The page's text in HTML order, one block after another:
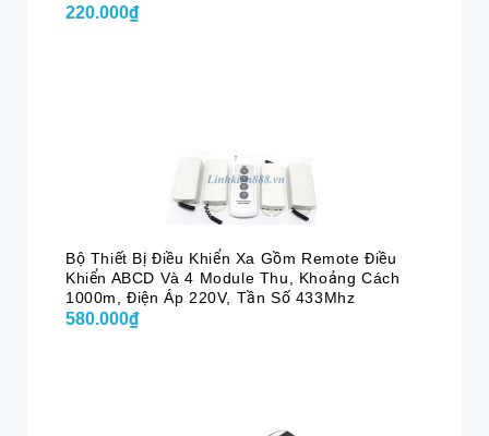
220.000₫
Bộ Thiết Bị Điều Khiển Xa Gồm Remote Điều
Khiển ABCD Và 4 Module Thu, Khoảng Cách
1000m, Điện Áp 220V, Tần Số 433Mhz
580.000₫